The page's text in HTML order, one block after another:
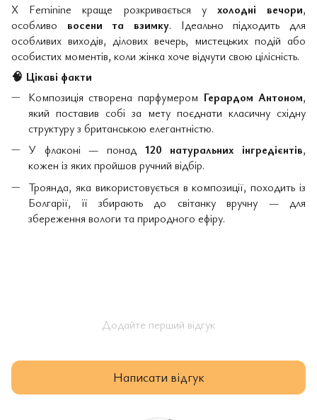
X Feminine краще розкривається у холодні вечори,
особливо восени та взимку. Ідеально підходить для
особливих виходів, ділових вечерь, мистецьких подій або
особистих моментів, коли жінка хоче відчути свою цілісність.
🧠 Цікаві факти
Композиція створена парфумером Герардом Антоном,
який поставив собі за мету поєднати класичну східну
структуру з британською елегантністю.
У флаконі — понад 120 натуральних інгредієнтів,
кожен із яких пройшов ручний відбір.
Троянда, яка використовується в композиції, походить із
Болгарії, її збирають до світанку вручну — для
збереження вологи та природного ефіру.
Додайте перший відгук
Написати відгук